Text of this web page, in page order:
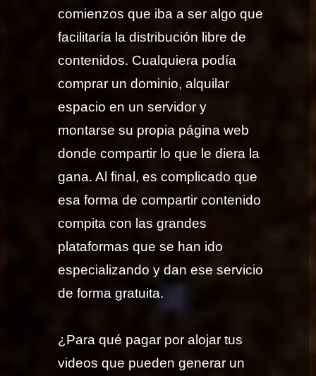
comienzos que iba a ser algo que
facilitaría la distribución libre de
contenidos. Cualquiera podía
comprar un dominio, alquilar
espacio en un servidor y
montarse su propia página web
donde compartir lo que le diera la
gana. Al final, es complicado que
esa forma de compartir contenido
compita con las grandes
plataformas que se han ido
especializando y dan ese servicio
de forma gratuita.
¿Para qué pagar por alojar tus
videos que pueden generar un